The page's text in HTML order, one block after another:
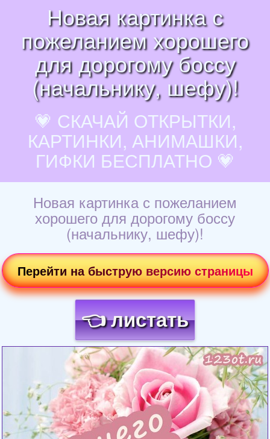
Новая картинка с
пожеланием хорошего
для дорогому боссу
(начальнику, шефу)!
💗 СКАЧАЙ ОТКРЫТКИ,
КАРТИНКИ, АНИМАШКИ,
ГИФКИ БЕСПЛАТНО 💗
Новая картинка с пожеланием
хорошего для дорогому боссу
(начальнику, шефу)!
Перейти на быструю версию страницы
👈 листать
Загрузка картинки...